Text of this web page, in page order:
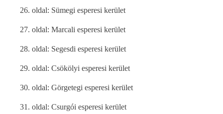
26. oldal: Sümegi esperesi kerület
27. oldal: Marcali esperesi kerület
28. oldal: Segesdi esperesi kerület
29. oldal: Csökölyi esperesi kerület
30. oldal: Görgetegi esperesi kerület
31. oldal: Csurgói esperesi kerület